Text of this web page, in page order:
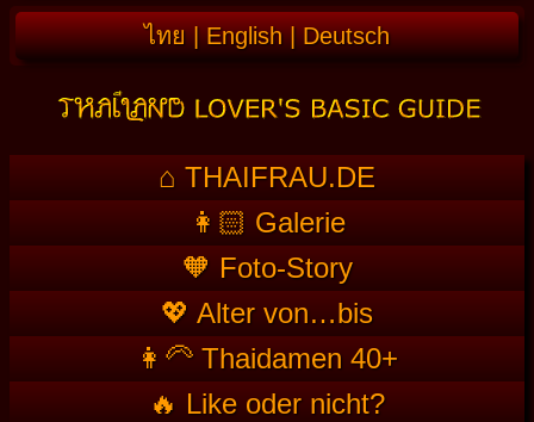
ไทย|English|Deutsch
⌂ THAIFRAU.DE
👩🏻 Galerie
🧡 Foto-Story
💖 Alter von…bis
👩‍🦳 Thaidamen 40+
🔥 Like oder nicht?